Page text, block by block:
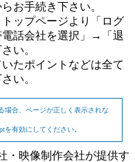
お手続き下さい。
ップページより「ログ
話会社を選択」→「退
い。
たポイントなどは全て
い。
場合、ページが正しく表示されな
を有効にしてください。